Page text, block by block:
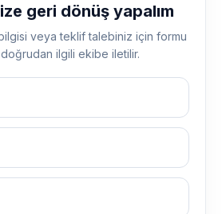
geri dönüş yapalım
veya teklif talebiniz için formu
ilgili ekibe iletilir.